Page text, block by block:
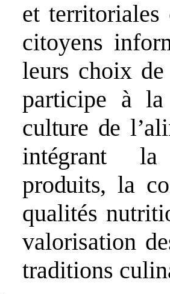
et
citoyens
leurs choix
participe à
culture de
intégrant la
produits, la
qualités
valorisation
traditions